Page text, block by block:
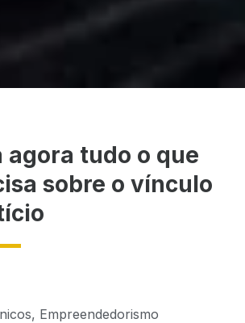
agora tudo o que
sobre o vínculo
, Empreendedorismo